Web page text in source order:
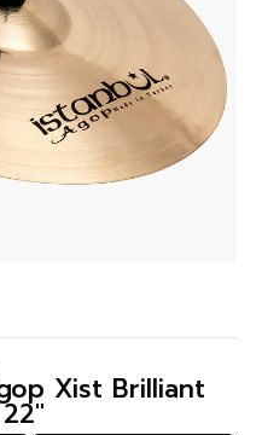
Xist Brilliant